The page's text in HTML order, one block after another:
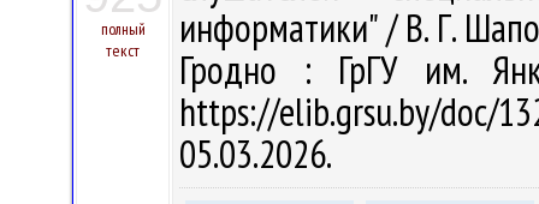
полный
текст
информатики" / В. Г.
Гродно : ГрГУ им.
https://elib.grsu.by/doc/
05.03.2026.